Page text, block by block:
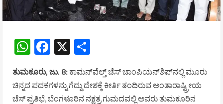
WhatsApp
Facebook
X
ತುಮಕೂರು, ಜು. 8: ಕಾಮನ್‌ವೆಲ್ತ್ ಚೆಸ್ ಚಾಂಪಿಯನ್‌ಶಿಪ್‌ನಲ್ಲಿ ಮೂರು
ಚಿನ್ನದ ಪದಕಗಳನ್ನು ಗೆದ್ದು ದೇಶಕ್ಕೆ ಕೀರ್ತಿ ತಂದಿರುವ ಅಂತಾರಾಷ್ಟ್ರೀಯ
ಚೆಸ್ ಪ್ರತಿಭೆ, ಬೆಂಗಳೂರಿನ ನಕ್ಷತ್ರ ಗುಮದವಲ್ಲಿ ಅವರು ತುಮಕೂರಿನ